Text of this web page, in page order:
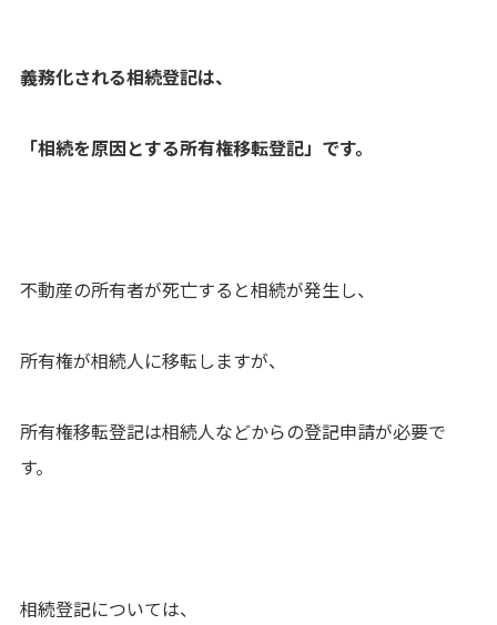
義務化される相続登記は、
「相続を原因とする所有権移転登記」です。
不動産の所有者が死亡すると相続が発生し、
所有権が相続人に移転しますが、
所有権移転登記は相続人などからの登記申請が必要で
す。
相続登記については、